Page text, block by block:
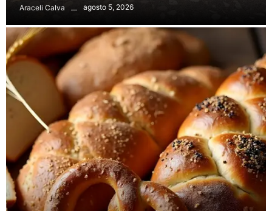
Araceli Calva agosto 5, 2026